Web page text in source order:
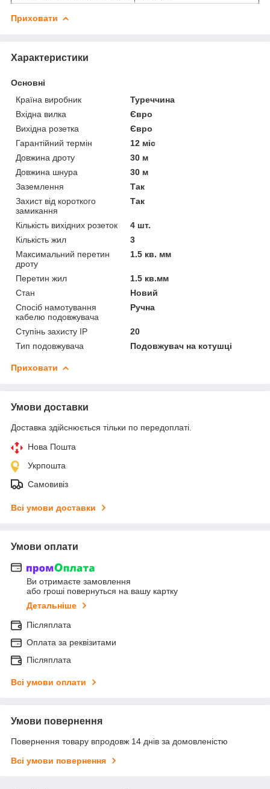
Приховати
Характеристики
Основні
Країна виробник
Туреччина
Вхідна вилка
Євро
Вихідна розетка
Євро
Гарантійний термін
12 міс
Довжина дроту
30 м
Довжина шнура
30 м
Заземлення
Так
Захист від короткого
замикання
Так
Кількість вихідних розеток
4 шт.
Кількість жил
3
Максимальний перетин
дроту
1.5 кв. мм
Перетин жил
1.5 кв.мм
Стан
Новий
Спосіб намотування
кабелю подовжувача
Ручна
Ступінь захисту IP
20
Тип подовжувача
Подовжувач на котушці
Приховати
Умови доставки
Доставка здійснюється тільки по передоплаті.
Нова Пошта
Укрпошта
Самовивіз
Всі умови доставки
Умови оплати
Ви отримаєте замовлення
або гроші повернуться на вашу картку
Детальніше
Післяплата
Оплата за реквізитами
Післяплата
Всі умови оплати
Умови повернення
Повернення товару впродовж 14 днів за домовленістю
Всі умови повернення